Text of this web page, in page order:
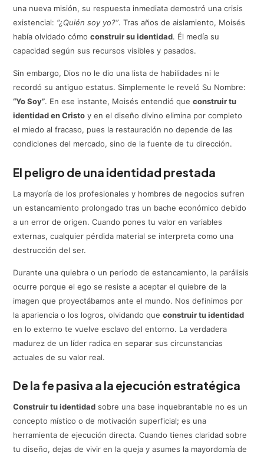
una nueva misión, su respuesta inmediata demostró una crisis
existencial: “¿Quién soy yo?”. Tras años de aislamiento, Moisés
había olvidado cómoconstruir su identidad. Él medía su
capacidad según sus recursos visibles y pasados.
Sin embargo, Dios no le dio una lista de habilidades ni le
recordó su antiguo estatus. Simplemente le reveló Su Nombre:
“Yo Soy”. En ese instante, Moisés entendió queconstruir tu
identidad en Cristo y en el diseño divino elimina por completo
el miedo al fracaso, pues la restauración no depende de las
condiciones del mercado, sino de la fuente de tu dirección.
El peligro de una identidad prestada
La mayoría de los profesionales y hombres de negocios sufren
un estancamiento prolongado tras un bache económico debido
a un error de origen. Cuando pones tu valor en variables
externas, cualquier pérdida material se interpreta como una
destrucción del ser.
Durante una quiebra o un periodo de estancamiento, la parálisis
ocurre porque el ego se resiste a aceptar el quiebre de la
imagen que proyectábamos ante el mundo. Nos definimos por
la apariencia o los logros, olvidando queconstruir tu identidad
en lo externo te vuelve esclavo del entorno. La verdadera
madurez de un líder radica en separar sus circunstancias
actuales de su valor real.
De la fe pasiva a la ejecución estratégica
Construir tu identidad sobre una base inquebrantable no es un
concepto místico o de motivación superficial; es una
herramienta de ejecución directa. Cuando tienes claridad sobre
tu diseño, dejas de vivir en la queja y asumes la mayordomía de